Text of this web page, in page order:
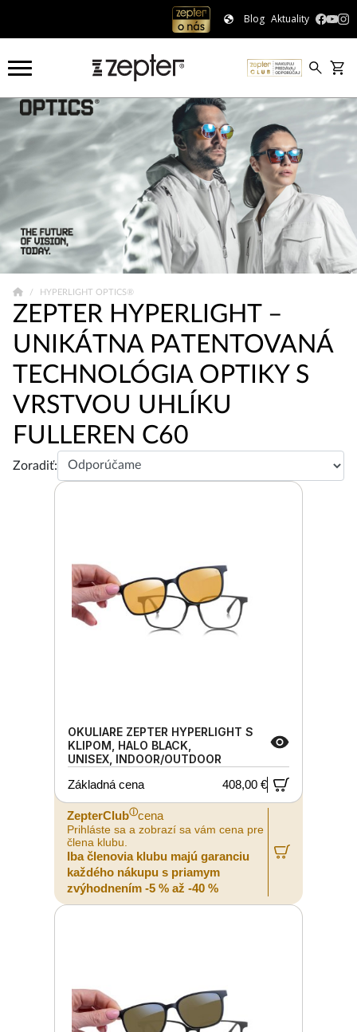
Blog Aktuality
HYPERLIGHT OPTICS®
ZEPTER HYPERLIGHT –
UNIKÁTNA PATENTOVANÁ
TECHNOLÓGIA OPTIKY S
VRSTVOU UHLÍKU
FULLEREN C60
Zoradiť:
OKULIARE ZEPTER HYPERLIGHT S
KLIPOM, HALO BLACK,
UNISEX, INDOOR/OUTDOOR
Základná cena
408,00 €
ZepterClubⓘcena
Prihláste sa a zobrazí sa vám cena pre
člena klubu.
Iba členovia klubu majú garanciu
každého nákupu s priamym
zvýhodnením -5 % až -40 %